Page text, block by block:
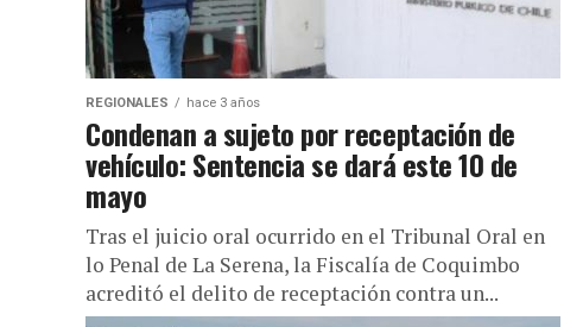
REGIONALES hace 3 años
Condenan a sujeto por receptación de
vehículo: Sentencia se dará este 10 de
mayo
Tras el juicio oral ocurrido en el Tribunal Oral en
lo Penal de La Serena, la Fiscalía de Coquimbo
acreditó el delito de receptación contra un...